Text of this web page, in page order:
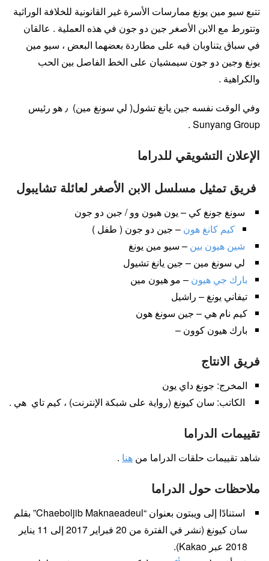
تتبع سيو مين يونغ ممارسات الأسرة غير القانونية للخلافة الوراثية
وتتورط مع الابن الأصغر جين دو جون في هذه العملية . عالقان
في سباق يتناوبان فيه على مطاردة بعضهما البعض ، سيو مين
يونغ وجين دو جون سيمشيان على الخط الفاصل بين الحب
والكراهية .
وفي الوقت نفسه جين يانغ تشول( لي سونغ مين) ٫ هو رئيس
Sunyang Group .
الإعلان التشويقي للدراما
فريق تمثيل مسلسل الابن الأصغر لعائلة تشايبول
سونغ جونغ كي – يون هيون وو / جين دو جون
كيم كانغ هون – جين دو جون ( طفل )
شين هيون بين – سيو مين يونغ
لي سونغ مين – جين يانغ تشيول
بارك جي هيون – مو هيون مين
تيفاني يونغ – راشيل
كيم نام هي – جين سونغ هون
بارك هيون كوون –
فريق الانتاج
المخرج: جونغ داي يون
الكاتب: سان كيونغ (رواية على شبكة الإنترنت) ، كيم تاي هي .
تقييمات الدراما
شاهد تقييمات حلقات الدراما من هنا .
ملاحظات حول الدراما
استنادًا إلى ويبتون بعنوان “Chaeboljib Maknaeadeul” بقلم
سان كيونغ (نشر في الفترة من 20 فبراير 2017 إلى 11 يناير
2018 عبر Kakao).